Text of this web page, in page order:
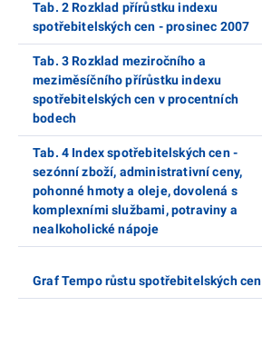
Tab. 2 Rozklad přírůstku indexu
spotřebitelských cen - prosinec 2007
Tab. 3 Rozklad meziročního a
meziměsíčního přírůstku indexu
spotřebitelských cen v procentních
bodech
Tab. 4 Index spotřebitelských cen -
sezónní zboží, administrativní ceny,
pohonné hmoty a oleje, dovolená s
komplexními službami, potraviny a
nealkoholické nápoje
Graf Tempo růstu spotřebitelských cen